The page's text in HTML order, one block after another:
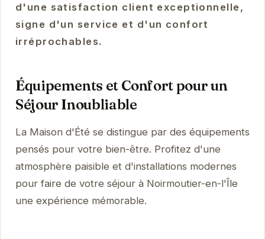
d'une satisfaction client exceptionnelle,
signe d'un service et d'un confort
irréprochables.
Équipements et Confort pour un
Séjour Inoubliable
La Maison d'Été se distingue par des équipements
pensés pour votre bien-être. Profitez d'une
atmosphère paisible et d'installations modernes
pour faire de votre séjour à Noirmoutier-en-l'Île
une expérience mémorable.